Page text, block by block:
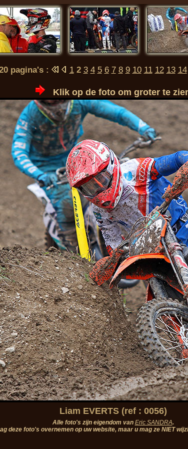
pagina's : 12 3 4 5 6 7 8 9 10 11 12 13 14
Klik op de foto om groter te
Liam EVERTS (ref : 0056)
Alle foto's zijn eigendom van Eric SANDRA.
deze foto's overnemen op uw website, maar u mag ze NIET